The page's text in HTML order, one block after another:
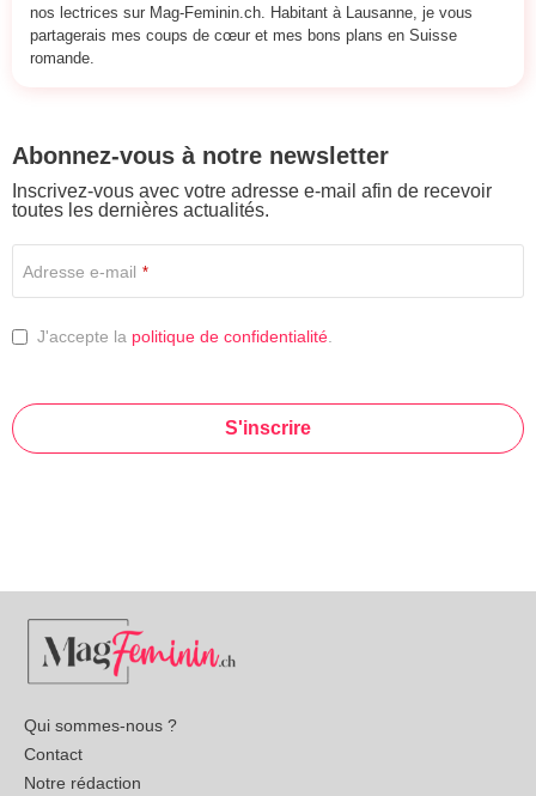
nos lectrices sur Mag-Feminin.ch. Habitant à Lausanne, je vous
partagerais mes coups de cœur et mes bons plans en Suisse
romande.
Abonnez-vous à notre newsletter
Inscrivez-vous avec votre adresse e-mail afin de recevoir
toutes les dernières actualités.
Adresse e-mail *
J'accepte la politique de confidentialité.
S'inscrire
Qui sommes-nous ?
Contact
Notre rédaction